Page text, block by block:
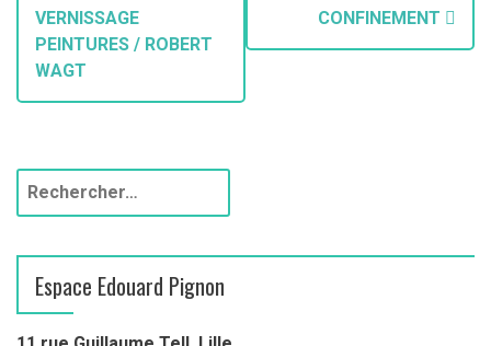
VERNISSAGE
PEINTURES / ROBERT
WAGT
CONFINEMENT
Espace Edouard Pignon